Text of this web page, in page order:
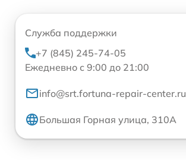
Служба поддержки
+7 (845) 245-74-05
Ежедневно с 9:00 до 21:00
info@srt.fortuna-repair-center.ru
Большая Горная улица, 310А